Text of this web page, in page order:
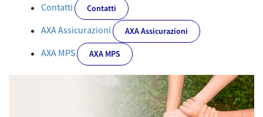
Contatti Contatti
AXA Assicurazioni AXA Assicurazioni
AXA MPS AXA MPS